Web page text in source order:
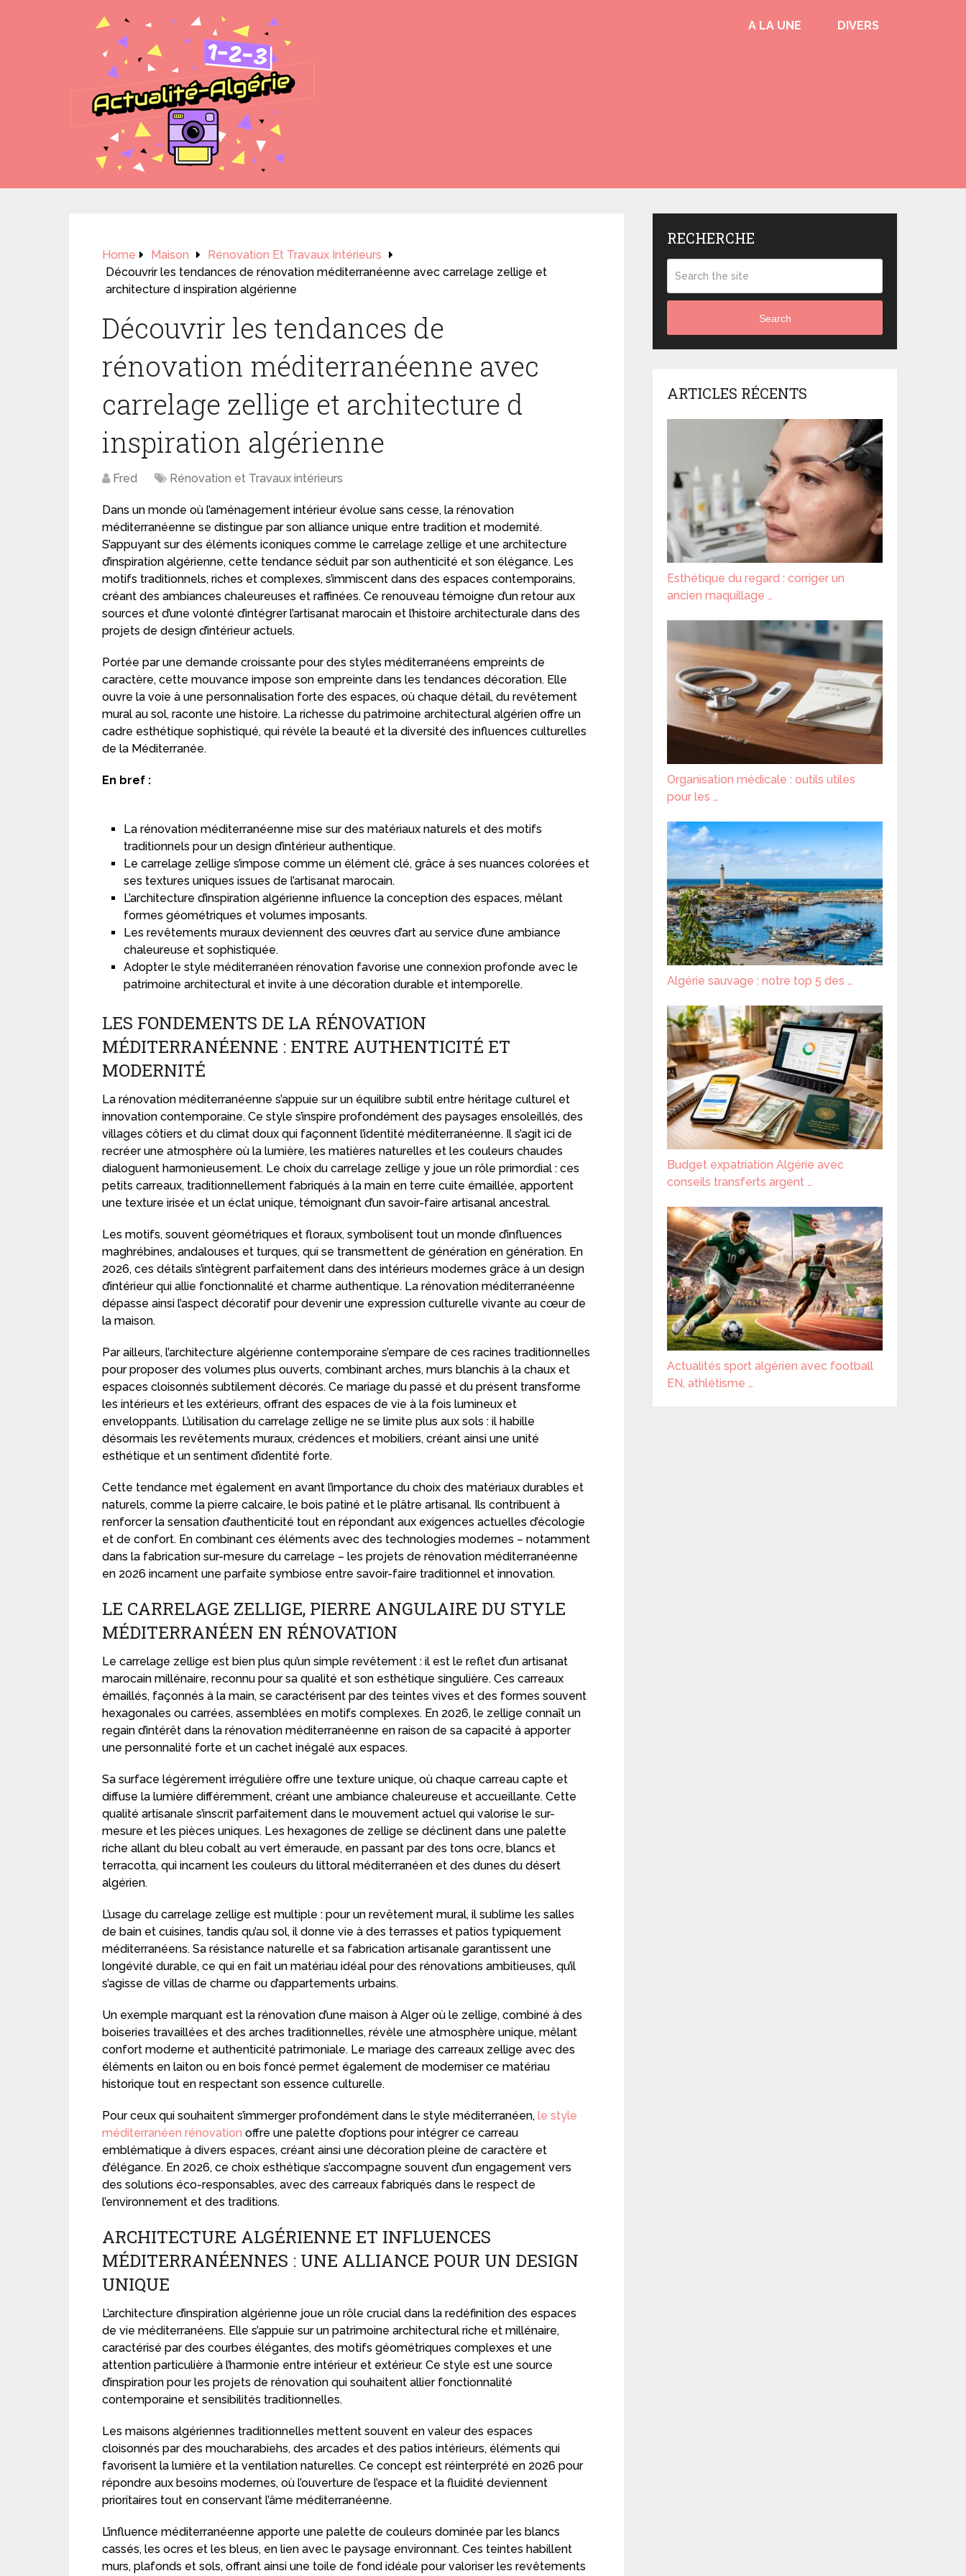
A LA UNE DIVERS
Home Maison
Rénovation Et Travaux Intérieurs
Découvrir les tendances de rénovation méditerranéenne avec carrelage zellige et
architecture d inspiration algérienne
Découvrir les tendances de
rénovation méditerranéenne avec
carrelage zellige et architecture d
inspiration algérienne
Fred Rénovation et Travaux intérieurs
Dans un monde où l’aménagement intérieur évolue sans cesse, la rénovation
méditerranéenne se distingue par son alliance unique entre tradition et modernité.
S’appuyant sur des éléments iconiques comme le carrelage zellige et une architecture
d’inspiration algérienne, cette tendance séduit par son authenticité et son élégance. Les
motifs traditionnels, riches et complexes, s’immiscent dans des espaces contemporains,
créant des ambiances chaleureuses et raffinées. Ce renouveau témoigne d’un retour aux
sources et d’une volonté d’intégrer l’artisanat marocain et l’histoire architecturale dans des
projets de design d’intérieur actuels.
Portée par une demande croissante pour des styles méditerranéens empreints de
caractère, cette mouvance impose son empreinte dans les tendances décoration. Elle
ouvre la voie à une personnalisation forte des espaces, où chaque détail, du revêtement
mural au sol, raconte une histoire. La richesse du patrimoine architectural algérien offre un
cadre esthétique sophistiqué, qui révèle la beauté et la diversité des influences culturelles
de la Méditerranée.
En bref :
La rénovation méditerranéenne mise sur des matériaux naturels et des motifs
traditionnels pour un design d’intérieur authentique.
Le carrelage zellige s’impose comme un élément clé, grâce à ses nuances colorées et
ses textures uniques issues de l’artisanat marocain.
L’architecture d’inspiration algérienne influence la conception des espaces, mêlant
formes géométriques et volumes imposants.
Les revêtements muraux deviennent des œuvres d’art au service d’une ambiance
chaleureuse et sophistiquée.
Adopter le style méditerranéen rénovation favorise une connexion profonde avec le
patrimoine architectural et invite à une décoration durable et intemporelle.
LES FONDEMENTS DE LA RÉNOVATION
MÉDITERRANÉENNE : ENTRE AUTHENTICITÉ ET
MODERNITÉ
La rénovation méditerranéenne s’appuie sur un équilibre subtil entre héritage culturel et
innovation contemporaine. Ce style s’inspire profondément des paysages ensoleillés, des
villages côtiers et du climat doux qui façonnent l’identité méditerranéenne. Il s’agit ici de
recréer une atmosphère où la lumière, les matières naturelles et les couleurs chaudes
dialoguent harmonieusement. Le choix du carrelage zellige y joue un rôle primordial : ces
petits carreaux, traditionnellement fabriqués à la main en terre cuite émaillée, apportent
une texture irisée et un éclat unique, témoignant d’un savoir-faire artisanal ancestral.
Les motifs, souvent géométriques et floraux, symbolisent tout un monde d’influences
maghrébines, andalouses et turques, qui se transmettent de génération en génération. En
2026, ces détails s’intègrent parfaitement dans des intérieurs modernes grâce à un design
d’intérieur qui allie fonctionnalité et charme authentique. La rénovation méditerranéenne
dépasse ainsi l’aspect décoratif pour devenir une expression culturelle vivante au cœur de
la maison.
Par ailleurs, l’architecture algérienne contemporaine s’empare de ces racines traditionnelles
pour proposer des volumes plus ouverts, combinant arches, murs blanchis à la chaux et
espaces cloisonnés subtilement décorés. Ce mariage du passé et du présent transforme
les intérieurs et les extérieurs, offrant des espaces de vie à la fois lumineux et
enveloppants. L’utilisation du carrelage zellige ne se limite plus aux sols : il habille
désormais les revêtements muraux, crédences et mobiliers, créant ainsi une unité
esthétique et un sentiment d’identité forte.
Cette tendance met également en avant l’importance du choix des matériaux durables et
naturels, comme la pierre calcaire, le bois patiné et le plâtre artisanal. Ils contribuent à
renforcer la sensation d’authenticité tout en répondant aux exigences actuelles d’écologie
et de confort. En combinant ces éléments avec des technologies modernes – notamment
dans la fabrication sur-mesure du carrelage – les projets de rénovation méditerranéenne
en 2026 incarnent une parfaite symbiose entre savoir-faire traditionnel et innovation.
LE CARRELAGE ZELLIGE, PIERRE ANGULAIRE DU STYLE
MÉDITERRANÉEN EN RÉNOVATION
Le carrelage zellige est bien plus qu’un simple revêtement : il est le reflet d’un artisanat
marocain millénaire, reconnu pour sa qualité et son esthétique singulière. Ces carreaux
émaillés, façonnés à la main, se caractérisent par des teintes vives et des formes souvent
hexagonales ou carrées, assemblées en motifs complexes. En 2026, le zellige connaît un
regain d’intérêt dans la rénovation méditerranéenne en raison de sa capacité à apporter
une personnalité forte et un cachet inégalé aux espaces.
Sa surface légèrement irrégulière offre une texture unique, où chaque carreau capte et
diffuse la lumière différemment, créant une ambiance chaleureuse et accueillante. Cette
qualité artisanale s’inscrit parfaitement dans le mouvement actuel qui valorise le sur-
mesure et les pièces uniques. Les hexagones de zellige se déclinent dans une palette
riche allant du bleu cobalt au vert émeraude, en passant par des tons ocre, blancs et
terracotta, qui incarnent les couleurs du littoral méditerranéen et des dunes du désert
algérien.
L’usage du carrelage zellige est multiple : pour un revêtement mural, il sublime les salles
de bain et cuisines, tandis qu’au sol, il donne vie à des terrasses et patios typiquement
méditerranéens. Sa résistance naturelle et sa fabrication artisanale garantissent une
longévité durable, ce qui en fait un matériau idéal pour des rénovations ambitieuses, qu’il
s’agisse de villas de charme ou d’appartements urbains.
Un exemple marquant est la rénovation d’une maison à Alger où le zellige, combiné à des
boiseries travaillées et des arches traditionnelles, révèle une atmosphère unique, mêlant
confort moderne et authenticité patrimoniale. Le mariage des carreaux zellige avec des
éléments en laiton ou en bois foncé permet également de moderniser ce matériau
historique tout en respectant son essence culturelle.
Pour ceux qui souhaitent s’immerger profondément dans le style méditerranéen, le style
méditerranéen rénovation offre une palette d’options pour intégrer ce carreau
emblématique à divers espaces, créant ainsi une décoration pleine de caractère et
d’élégance. En 2026, ce choix esthétique s’accompagne souvent d’un engagement vers
des solutions éco-responsables, avec des carreaux fabriqués dans le respect de
l’environnement et des traditions.
ARCHITECTURE ALGÉRIENNE ET INFLUENCES
MÉDITERRANÉENNES : UNE ALLIANCE POUR UN DESIGN
UNIQUE
L’architecture d’inspiration algérienne joue un rôle crucial dans la redéfinition des espaces
de vie méditerranéens. Elle s’appuie sur un patrimoine architectural riche et millénaire,
caractérisé par des courbes élégantes, des motifs géométriques complexes et une
attention particulière à l’harmonie entre intérieur et extérieur. Ce style est une source
d’inspiration pour les projets de rénovation qui souhaitent allier fonctionnalité
contemporaine et sensibilités traditionnelles.
Les maisons algériennes traditionnelles mettent souvent en valeur des espaces
cloisonnés par des moucharabiehs, des arcades et des patios intérieurs, éléments qui
favorisent la lumière et la ventilation naturelles. Ce concept est réinterprété en 2026 pour
répondre aux besoins modernes, où l’ouverture de l’espace et la fluidité deviennent
prioritaires tout en conservant l’âme méditerranéenne.
L’influence méditerranéenne apporte une palette de couleurs dominée par les blancs
cassés, les ocres et les bleus, en lien avec le paysage environnant. Ces teintes habillent
murs, plafonds et sols, offrant ainsi une toile de fond idéale pour valoriser les revêtements
RECHERCHE
Search
ARTICLES RÉCENTS
Esthétique du regard : corriger un
ancien maquillage …
Organisation médicale : outils utiles
pour les …
Algérie sauvage : notre top 5 des …
Budget expatriation Algérie avec
conseils transferts argent …
Actualités sport algérien avec football
EN, athlétisme …